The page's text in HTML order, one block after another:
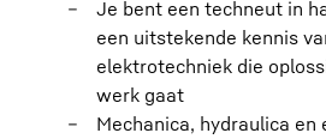
Je bent een techneut in
een uitstekende kennis
elektrotechniek die
werk gaat
Mechanica, hydraulica en